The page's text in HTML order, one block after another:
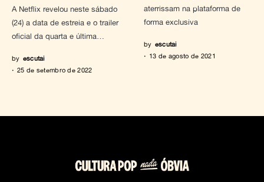
A Netflix revelou neste sábado
(24) a data de estreia e o trailer
oficial da quarta e última…
by escutai
25 de setembro de 2022
aterrissam na plataforma de
forma exclusiva
by escutai
13 de agosto de 2021